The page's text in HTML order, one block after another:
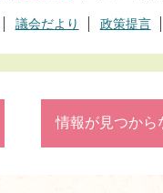
議会だより 政策提言
情報が見つから